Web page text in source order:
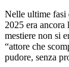
Nelle ultime fasi
2025 era ancora
mestiere non si
“attore che
pudore, senza